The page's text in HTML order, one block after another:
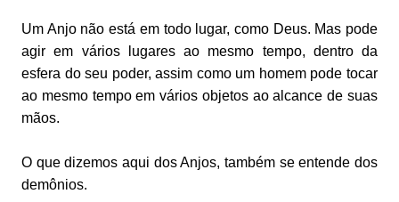
Um Anjo não está em todo lugar, como Deus. Mas pode
agir em vários lugares ao mesmo tempo, dentro da
esfera do seu poder, assim como um homem pode tocar
ao mesmo tempo em vários objetos ao alcance de suas
mãos.
O que dizemos aqui dos Anjos, também se entende dos
demônios.